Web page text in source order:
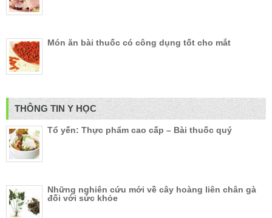
Món ăn bài thuốc có công dụng tốt cho mắt
THÔNG TIN Y HỌC
Tổ yến: Thực phẩm cao cấp – Bài thuốc quý
Những nghiên cứu mới về cây hoàng liên chân gà
đối với sức khỏe